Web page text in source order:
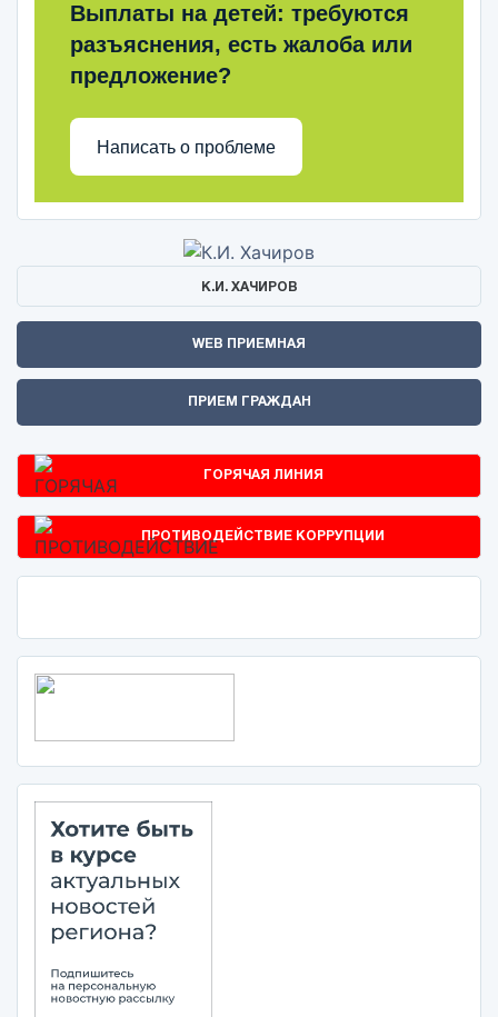
Выплаты на детей: требуются
разъяснения, есть жалоба или
предложение?
Написать о проблеме
К.И. ХАЧИРОВ
WEB ПРИЕМНАЯ
ПРИЕМ ГРАЖДАН
ГОРЯЧАЯ ЛИНИЯ
ПРОТИВОДЕЙСТВИЕ КОРРУПЦИИ